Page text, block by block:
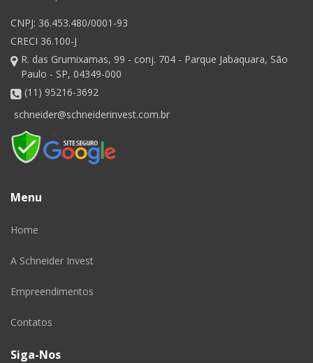
CNPJ: 36.453.480/0001-93
CRECI 36.100-J
R. das Grumixamas, 99 - conj. 704 - Parque Jabaquara, São
Paulo - SP, 04349-000
(11) 95216-3692
schneider@schneiderinvest.com.br
Menu
Home
A Schneider Invest
Empreendimentos
Contatos
Siga-Nos